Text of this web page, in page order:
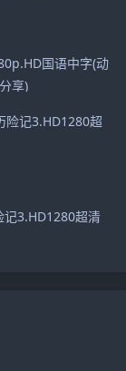
国语中字(动
享)
记3.HD1280超清